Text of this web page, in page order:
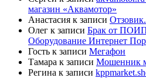
магазин «Аквамотор»
Анастасия к записи
Олег к записи Брак от
Оборудование Интернет
Гость к записи Мегафон
Тамара к записи Мошенник
Регина к записи